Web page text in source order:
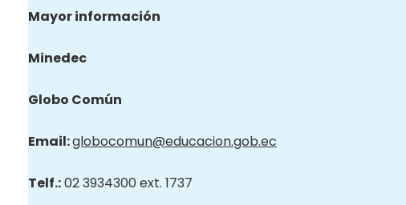
Mayor información
Minedec
Globo Común
Email:globocomun@educacion.gob.ec
Telf.:02 3934300 ext. 1737